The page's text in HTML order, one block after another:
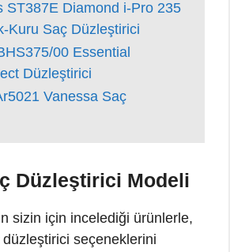
ST387E Diamond i-Pro 235
Kuru Saç Düzleştirici
00 Essential
Düzleştirici
Vanessa Saç
Düzleştirici Modeli
sizin için incelediği ürünlerle,
seçeneklerini